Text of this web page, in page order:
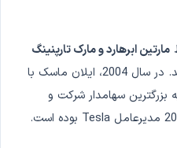
مارتین ابرهارد و مارک تارپنینگ
با نام Tesla Motors تأسیس شد. در سال 2004، ایلان ماسک با
دلاری به بزرگترین سهامدار شرکت و